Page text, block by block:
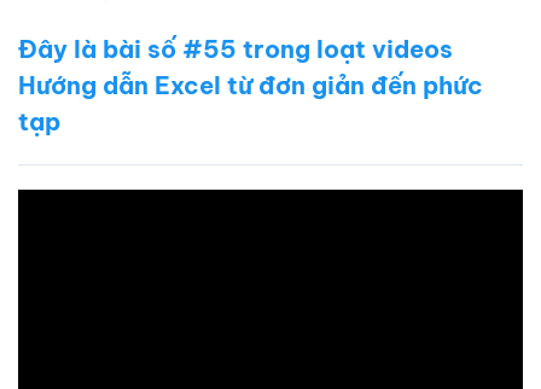
Đây là bài số #55 trong loạt videos
Hướng dẫn Excel từ đơn giản đến phức
tạp